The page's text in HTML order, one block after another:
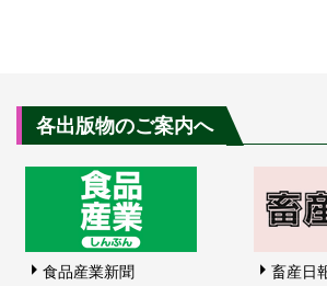
各出版物のご案内へ
食品産業新聞 畜産日